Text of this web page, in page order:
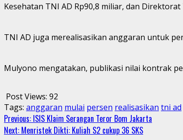
Kesehatan TNI AD Rp90,8 miliar, dan
TNI AD juga merealisasikan anggaran untuk
Mulyono mengatakan, publikasi nilai kontrak
Post Views: 92
Tags: anggaran mulai persen realisasikan tni ad
Continue
Previous: ISIS Klaim Serangan Teror Bom Jakarta
Next: Menristek Dikti: Kuliah S2 cukup 36 SKS